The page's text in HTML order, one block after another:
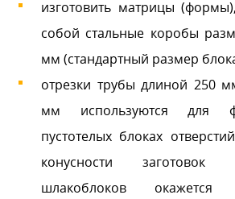
изготовить матрицы
собой стальные коробы
мм (стандартный размер
отрезки трубы длиной 250
мм используются для
пустотелых блоках
конусности
шлакоблоков окажется